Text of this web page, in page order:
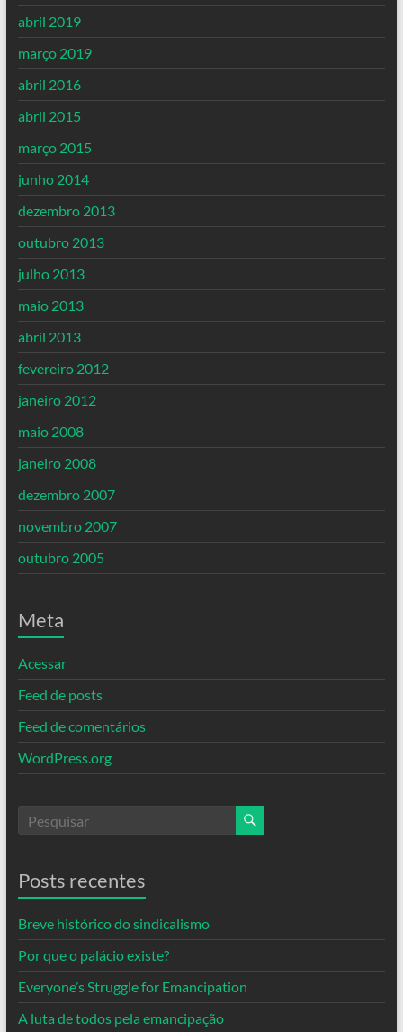
abril 2019
março 2019
abril 2016
abril 2015
março 2015
junho 2014
dezembro 2013
outubro 2013
julho 2013
maio 2013
abril 2013
fevereiro 2012
janeiro 2012
maio 2008
janeiro 2008
dezembro 2007
novembro 2007
outubro 2005
Meta
Acessar
Feed de posts
Feed de comentários
WordPress.org
Posts recentes
Breve histórico do sindicalismo
Por que o palácio existe?
Everyone’s Struggle for Emancipation
A luta de todos pela emancipação